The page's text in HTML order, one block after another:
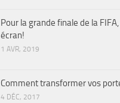
Pour la grande finale de la
écran!
1 AVR, 2019
Comment transformer vos
4 DÉC, 2017